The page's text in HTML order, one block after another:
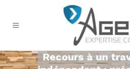
Recours à un